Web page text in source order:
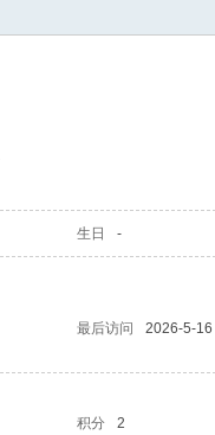
生日 -
最后访问
2026-5-
积分
2